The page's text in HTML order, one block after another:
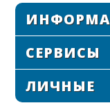
СЕРВИСЫ
ЛИЧНЫЕ